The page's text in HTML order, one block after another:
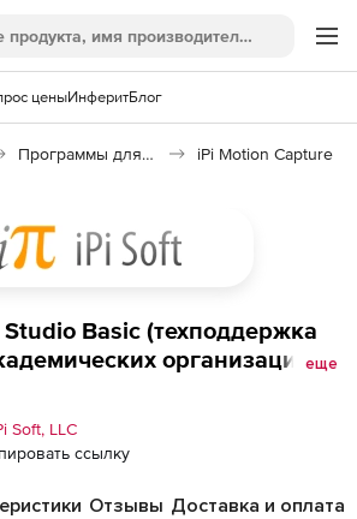
ценыИнферитБлог
Программы для дизайна, визуализации и анимации iPi Motion Capture
Studio Basic (техподдержка
организаций),
еще
Soft, LLC
ссылку
Отзывы Доставка и оплата